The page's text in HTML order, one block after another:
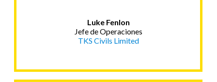
Luke Fenlon
Jefe de Operaciones
TKS Civils Limited